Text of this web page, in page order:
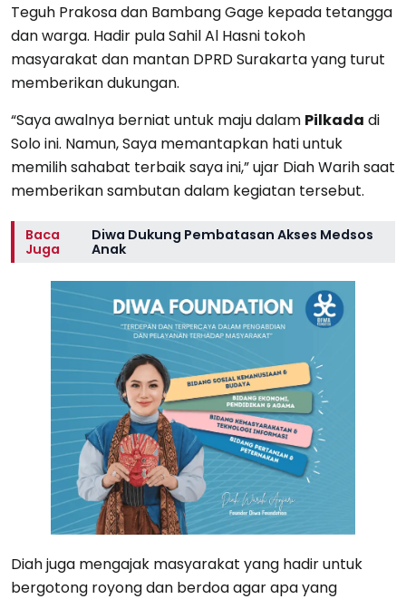
Teguh Prakosa dan Bambang Gage kepada tetangga
dan warga. Hadir pula Sahil Al Hasni tokoh
masyarakat dan mantan DPRD Surakarta yang turut
memberikan dukungan.
“Saya awalnya berniat untuk maju dalam Pilkada di
Solo ini. Namun, Saya memantapkan hati untuk
memilih sahabat terbaik saya ini,” ujar Diah Warih saat
memberikan sambutan dalam kegiatan tersebut.
Baca
Juga
Diwa Dukung Pembatasan Akses Medsos
Anak
Diah juga mengajak masyarakat yang hadir untuk
bergotong royong dan berdoa agar apa yang